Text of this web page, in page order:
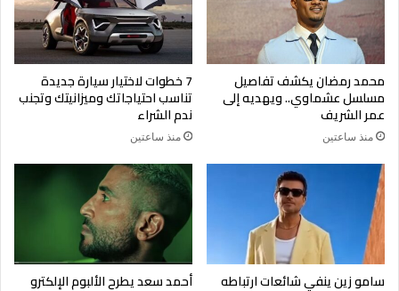
محمد رمضان يكشف تفاصيل
مسلسل عشماوي.. ويهديه إلى
عمر الشريف
منذ ساعتين
7 خطوات لاختيار سيارة جديدة
تناسب احتياجاتك وميزانيتك وتجنب
ندم الشراء
منذ ساعتين
سامو زين ينفي شائعات ارتباطه أحمد سعد يطرح الألبوم الإلكترو